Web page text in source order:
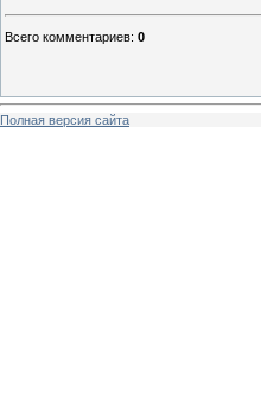
Всего комментариев: 0
Полная версия сайта